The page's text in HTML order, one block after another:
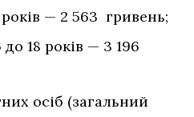
— 2 563 гривень;
до 18 років — 3 196
осіб (загальний